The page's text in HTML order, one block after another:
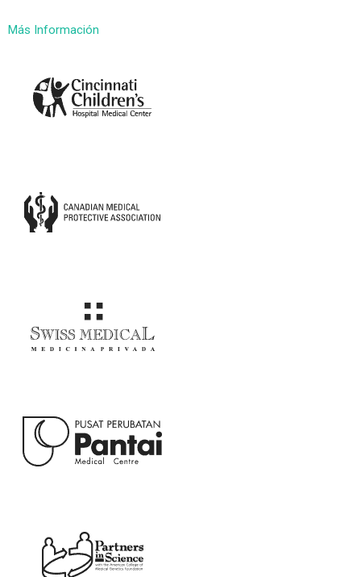
Más Información